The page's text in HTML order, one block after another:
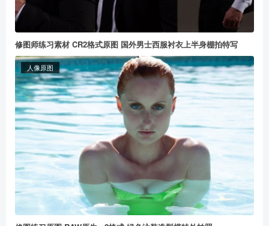
修图师练习素材 CR2格式原图 国外男士西服衬衣上半身棚拍特写
人像原图